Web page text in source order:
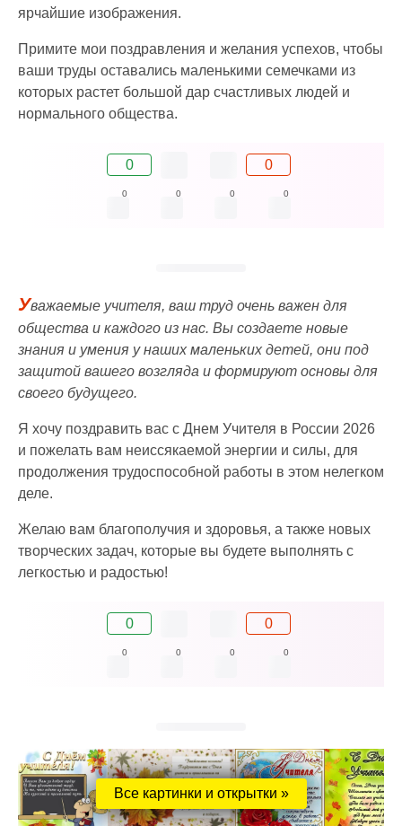
ярчайшие изображения.
Примите мои поздравления и желания успехов, чтобы
ваши труды оставались маленькими семечками из
которых растет большой дар счастливых людей и
нормального общества.
0 0
0 0 0 0
Уважаемые учителя, ваш труд очень важен для
общества и каждого из нас. Вы создаете новые
знания и умения у наших маленьких детей, они под
защитой вашего возгляда и формируют основы для
своего будущего.
Я хочу поздравить вас с Днем Учителя в России 2026
и пожелать вам неиссякаемой энергии и силы, для
продолжения трудоспособной работы в этом нелегком
деле.
Желаю вам благополучия и здоровья, а также новых
творческих задач, которые вы будете выполнять с
легкостью и радостью!
0 0
0 0 0 0
Все картинки и открытки »